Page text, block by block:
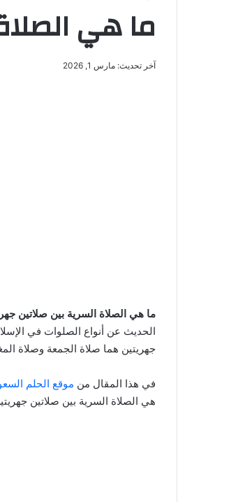
ما هي
آخر تحديث: مارس 1, 2026
ما هي الصلاة السرية بين صلاتين
الحديث عن أنواع الصلوات في
جهريتين هما صلاة الجمعة وصلاة
في هذا المقال من موقع الحلم
هي الصلاة السرية بين صلاتين